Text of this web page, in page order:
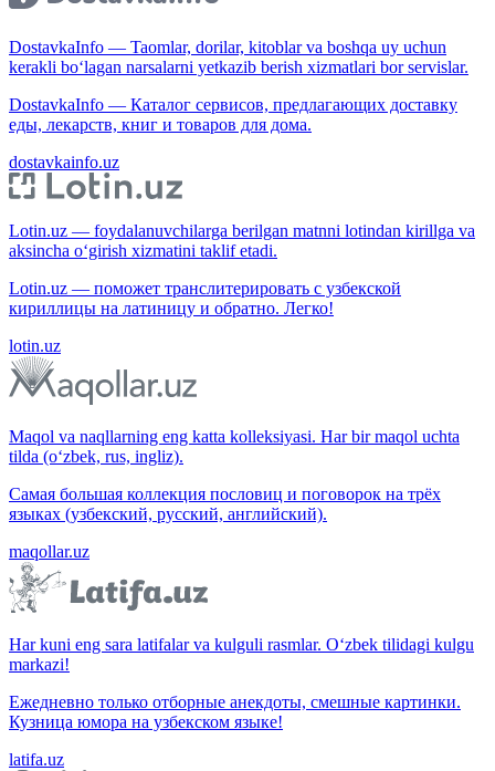
DostavkaInfo — Taomlar, dorilar, kitoblar va boshqa uy uchun
kerakli bo‘lagan narsalarni yetkazib berish xizmatlari bor servislar.
DostavkaInfo — Каталог сервисов, предлагающих доставку
еды, лекарств, книг и товаров для дома.
dostavkainfo.uz
Lotin.uz — foydalanuvchilarga berilgan matnni lotindan kirillga va
aksincha o‘girish xizmatini taklif etadi.
Lotin.uz — поможет транслитерировать с узбекской
кириллицы на латиницу и обратно. Легко!
lotin.uz
Maqol va naqllarning eng katta kolleksiyasi. Har bir maqol uchta
tilda (o‘zbek, rus, ingliz).
Самая большая коллекция пословиц и поговорок на трёх
языках (узбекский, русский, английский).
maqollar.uz
Har kuni eng sara latifalar va kulguli rasmlar. O‘zbek tilidagi kulgu
markazi!
Ежедневно только отборные анекдоты, смешные картинки.
Кузница юмора на узбекском языке!
latifa.uz